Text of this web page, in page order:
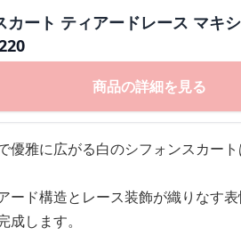
カート ティアードレース マキ
商品の詳細を見る
優雅に広がる白のシフォンスカー
ード構造とレース装飾が織りなす
成します。